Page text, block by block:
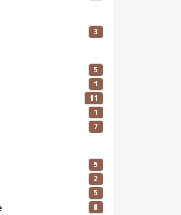
3
5
1
11
1
7
5
2
5
8